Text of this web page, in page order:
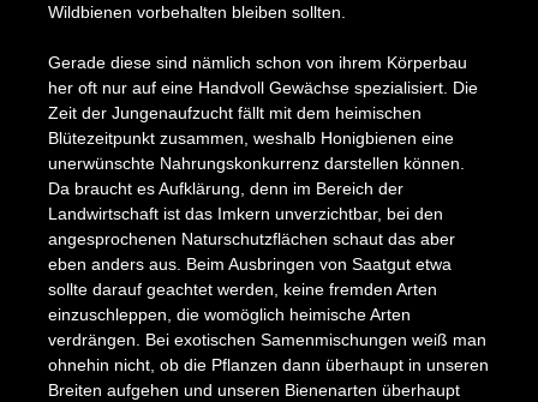
Wildbienen vorbehalten bleiben sollten.
Gerade diese sind nämlich schon von ihrem Körperbau
her oft nur auf eine Handvoll Gewächse spezialisiert. Die
Zeit der Jungenaufzucht fällt mit dem heimischen
Blütezeitpunkt zusammen, weshalb Honigbienen eine
unerwünschte Nahrungskonkurrenz darstellen können.
Da braucht es Aufklärung, denn im Bereich der
Landwirtschaft ist das Imkern unverzichtbar, bei den
angesprochenen Naturschutzflächen schaut das aber
eben anders aus. Beim Ausbringen von Saatgut etwa
sollte darauf geachtet werden, keine fremden Arten
einzuschleppen, die womöglich heimische Arten
verdrängen. Bei exotischen Samenmischungen weiß man
ohnehin nicht, ob die Pflanzen dann überhaupt in unseren
Breiten aufgehen und unseren Bienenarten überhaupt